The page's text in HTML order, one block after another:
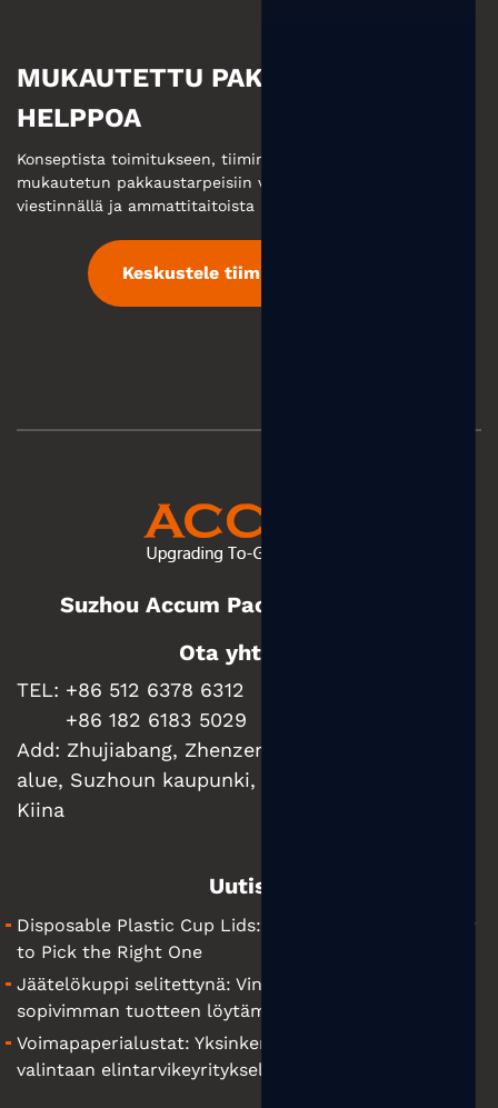
MUKAUTETTU PAKKAUS ON
HELPPOA
Konseptista toimitukseen, tiimimme takaa sinulle
mukautetun pakkaustarpeisiin vastataan tehokkaalla
viestinnällä ja ammattitaitoista palvelua.
Keskustele tiimimme kanssa
Suzhou Accum Packaging Co., Ltd.
Ota yhteyttä
TEL: +86 512 6378 6312
+86 182 6183 5029
Add: Zhujiabang, Zhenzen kaupunki, Wujiangin
alue, Suzhoun kaupunki, Jiangsun maakunta,
Kiina
Uutiset
Disposable Plastic Cup Lids: What They Are and How
to Pick the Right One
Jäätelökuppi selitettynä: Vinkkejä yrityksellesi
sopivimman tuotteen löytämiseen
Voimapaperialustat: Yksinkertainen opas oikeiden
valintaan elintarvikeyrityksellesi